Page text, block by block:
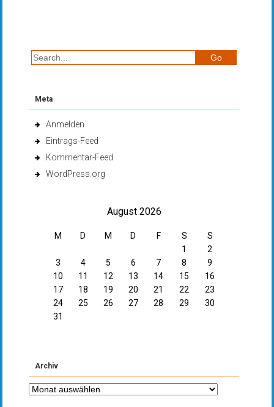
Meta
Anmelden
Eintrags-Feed
Kommentar-Feed
WordPress.org
August 2026
M D M D F S
S
1
2
3
4 5 6 7 8
9
10
11 12 13 14 15
16
17
18 19 20 21 22
23
24
25 26 27 28 29
30
31
Archiv
Archiv